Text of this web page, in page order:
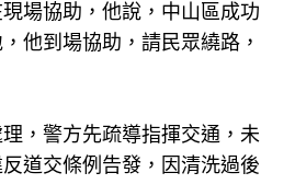
場協助，他說，中山區成功
他到場協助，請民眾繞路，
，警方先疏導指揮交通，未
道交條例告發，因清洗過後